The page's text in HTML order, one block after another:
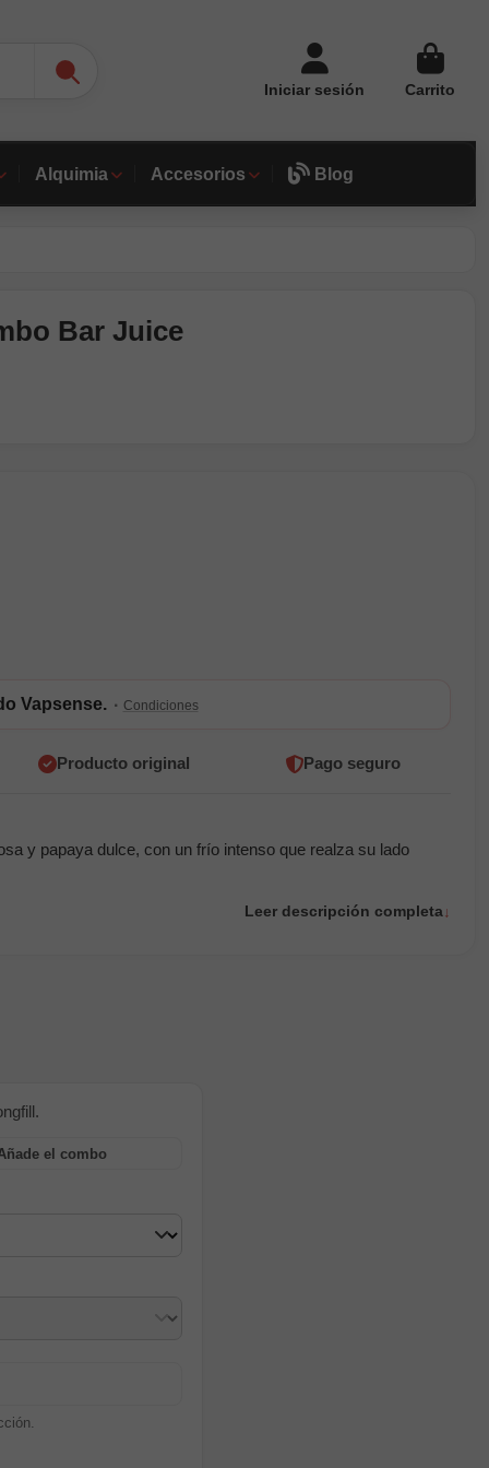
Iniciar sesión Carrito
Alquimia Accesorios Blog
Bar Juice
Vapsense. · Condiciones
Producto original Pago seguro
y papaya dulce, con un frío intenso que realza su lado
Leer descripción completa
el combo